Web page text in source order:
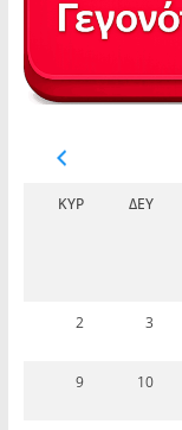
ΚΥΡ ΔΕΥ
2 3
9 10